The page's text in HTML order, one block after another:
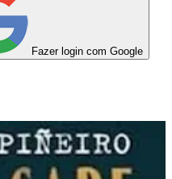
Fazer login com Google